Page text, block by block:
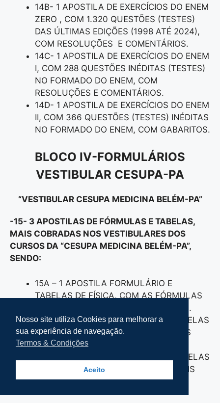
14B- 1 APOSTILA DE EXERCÍCIOS DO ENEM
ZERO , COM 1.320 QUESTÕES (TESTES)
DAS ÚLTIMAS EDIÇÕES (1998 ATÉ 2024),
COM RESOLUÇÕES E COMENTÁRIOS.
14C- 1 APOSTILA DE EXERCÍCIOS DO ENEM
I, COM 288 QUESTÕES INÉDITAS (TESTES)
NO FORMADO DO ENEM, COM
RESOLUÇÕES E COMENTÁRIOS.
14D- 1 APOSTILA DE EXERCÍCIOS DO ENEM
II, COM 366 QUESTÕES (TESTES) INÉDITAS
NO FORMADO DO ENEM, COM GABARITOS.
BLOCO IV-FORMULÁRIOS
VESTIBULAR CESUPA-PA
“VESTIBULAR CESUPA MEDICINA BELÉM-PA”
-15- 3 APOSTILAS DE FÓRMULAS E TABELAS,
MAIS COBRADAS NOS VESTIBULARES DOS
CURSOS DA “CESUPA MEDICINA BELÉM-PA”,
SENDO:
15A – 1 APOSTILA FORMULÁRIO E
TABELAS DE FÍSICA, COM AS FÓRMULAS
MAIS COBRADAS NOS VESTIBULARES.
15B- 1 APOSTILA FORMULÁRIO E TABELAS
DE MATEMÁTICA, COM AS FÓRMULAS
MAIS COBRAS NOS VESTIBULARES.
15C- 1 APOSTILA FORMULÁRIO E TABELAS
DE QUÍMICA, COM AS FÓRMULAS MAIS
COBRAS NOS VESTIBULARES.
Nosso site utiliza Cookies para melhorar a
sua experiência de navegação.
Termos & Condições
Aceito